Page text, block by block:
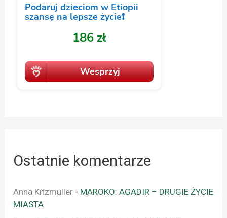
Ostatnie komentarze
Anna Kitzmüller - MAROKO: AGADIR – DRUGIE ŻYCIE
MIASTA